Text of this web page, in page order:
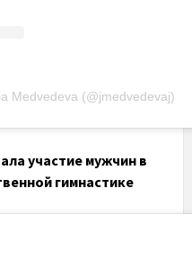
Medvedevа (@jmedvedevaj)
участие мужчин в
гимнастике